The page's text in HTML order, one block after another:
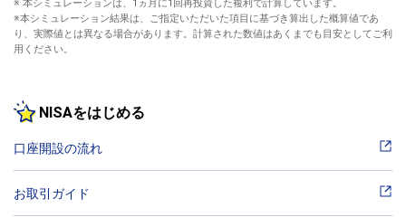
※ 本シミュレーションは、1ヵ月に1回再投資した複利で計算しています。
※本シミュレーション結果は、ご指定いただいた項目に基づき算出した概算値であ
り、実際値とは異なる場合があります。計算された数値はあくまでも目安としてご利
用ください。
NISAをはじめる
口座開設の流れ
お取引ガイド